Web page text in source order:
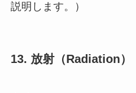
説明します。）
13. 放射（Radiation）